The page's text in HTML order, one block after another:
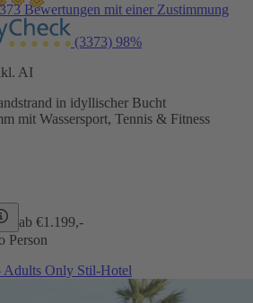
Bewertungen mit einer Zustimmung
(3373) 98%
AI
in idyllischer Bucht
mit Wassersport, Tennis & Fitness
ab €1.199,-
Person
Only Stil-Hotel